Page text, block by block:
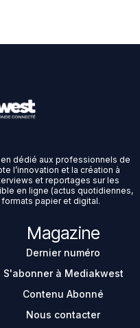
dédié aux professionnels de
l’innovation et la création à
et reportages sur les
en ligne (actus quotidiennes,
formats papier et digital.
Magazine
Dernier numéro
S'abonner à Mediakwest
Contenu Abonné
Nous contacter